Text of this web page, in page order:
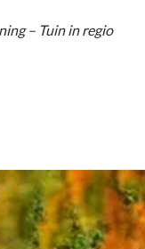
– Tuin in regio